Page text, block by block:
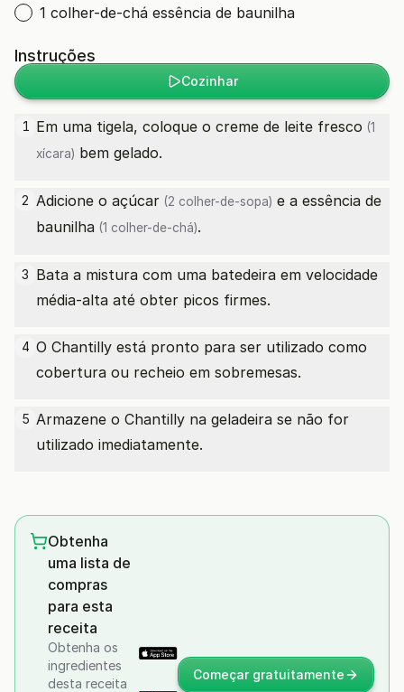
1 colher-de-chá essência de baunilha
Instruções
Cozinhar
1 Em uma tigela, coloque o creme de leite fresco (1
xícara) bem gelado.
2 Adicione o açúcar (2 colher-de-sopa) e a essência de
baunilha (1 colher-de-chá).
3 Bata a mistura com uma batedeira em velocidade
média-alta até obter picos firmes.
4 O Chantilly está pronto para ser utilizado como
cobertura ou recheio em sobremesas.
5 Armazene o Chantilly na geladeira se não for
utilizado imediatamente.
Obtenha
uma lista de
compras
para esta
receita
Obtenha os
ingredientes
desta receita
Começar gratuitamente